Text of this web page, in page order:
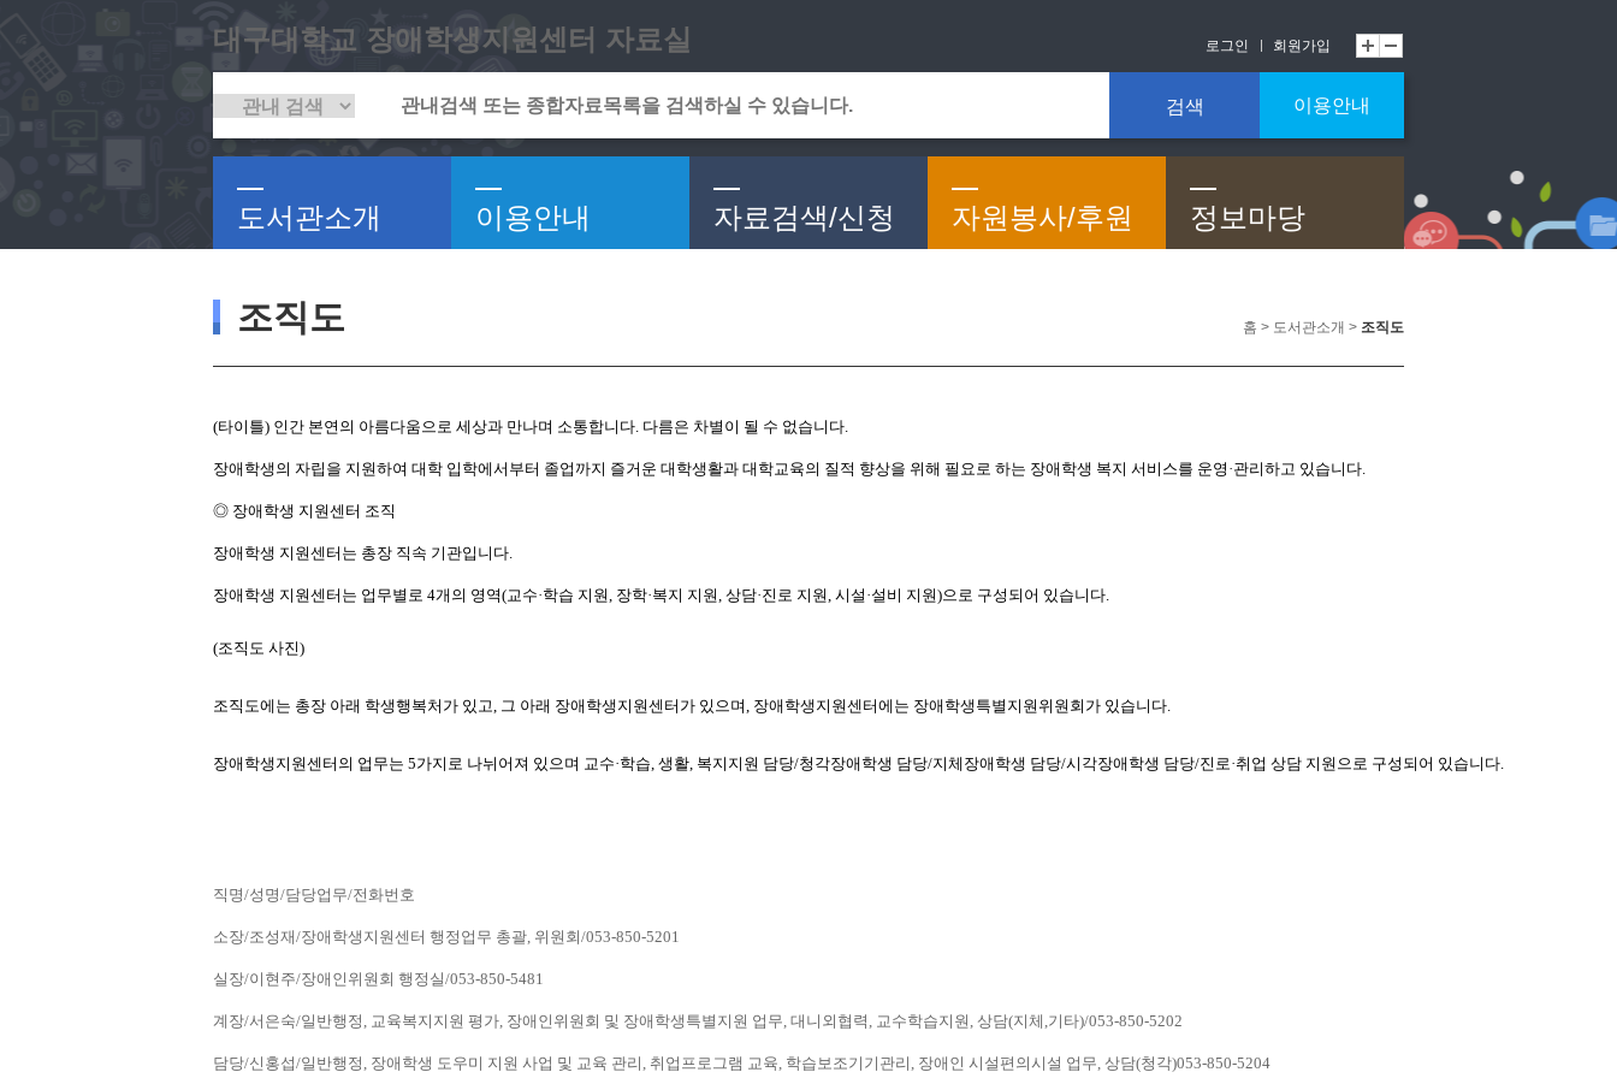
대구대학교 장애학생지원센터 자료실 로그인 회원가입
검색 이용안내
도서관소개 이용안내 자료검색/신청 자원봉사/후원 정보마당
조직도 홈 > 도서관소개 > 조직도
(타이틀) 인간 본연의 아름다움으로 세상과 만나며 소통합니다. 다름은 차별이 될 수 없습니다.
장애학생의 자립을 지원하여 대학 입학에서부터 졸업까지 즐거운 대학생활과 대학교육의 질적 향상을 위해 필요로 하는 장애학생 복지 서비스를 운영·관리하고 있습니다.
◎ 장애학생 지원센터 조직
장애학생 지원센터는 총장 직속 기관입니다.
장애학생 지원센터는 업무별로 4개의 영역(교수·학습 지원, 장학·복지 지원, 상담·진로 지원, 시설·설비 지원)으로 구성되어 있습니다.
(조직도 사진)
조직도에는 총장 아래 학생행복처가 있고, 그 아래 장애학생지원센터가 있으며, 장애학생지원센터에는 장애학생특별지원위원회가 있습니다.
장애학생지원센터의 업무는 5가지로 나뉘어져 있으며 교수·학습, 생활, 복지지원 담당/청각장애학생 담당/지체장애학생 담당/시각장애학생 담당/진로·취업 상담 지원으로 구성되어 있습니다.
직명/성명/담당업무/전화번호
소장/조성재/장애학생지원센터 행정업무 총괄, 위원회/053-850-5201
실장/이현주/장애인위원회 행정실/053-850-5481
계장/서은숙/일반행정, 교육복지지원 평가, 장애인위원회 및 장애학생특별지원 업무, 대니외협력, 교수학습지원, 상담(지체,기타)/053-850-5202
담당/신홍섭/일반행정, 장애학생 도우미 지원 사업 및 교육 관리, 취업프로그램 교육, 학습보조기기관리, 장애인 시설편의시설 업무, 상담(청각)053-850-5204